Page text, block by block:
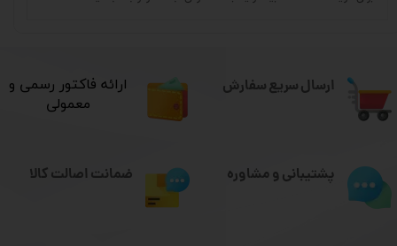
ارسال سریع سفارش
​ارائه فاکتور رسمی و
معمولی
پشتیبانی و مشاوره ضمانت اصالت کالا